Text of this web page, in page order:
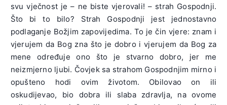
svu vječnost je – ne biste vjerovali! – strah Gospodnji.
Što bi to bilo? Strah Gospodnji jest jednostavno
podlaganje Božjim zapovijedima. To je čin vjere: znam i
vjerujem da Bog zna što je dobro i vjerujem da Bog za
mene određuje ono što je stvarno dobro, jer me
neizmjerno ljubi. Čovjek sa strahom Gospodnjim mirno i
opušteno hodi ovim životom. Obilovao on ili
oskudijevao, bio dobra ili slaba zdravlja, na ovome